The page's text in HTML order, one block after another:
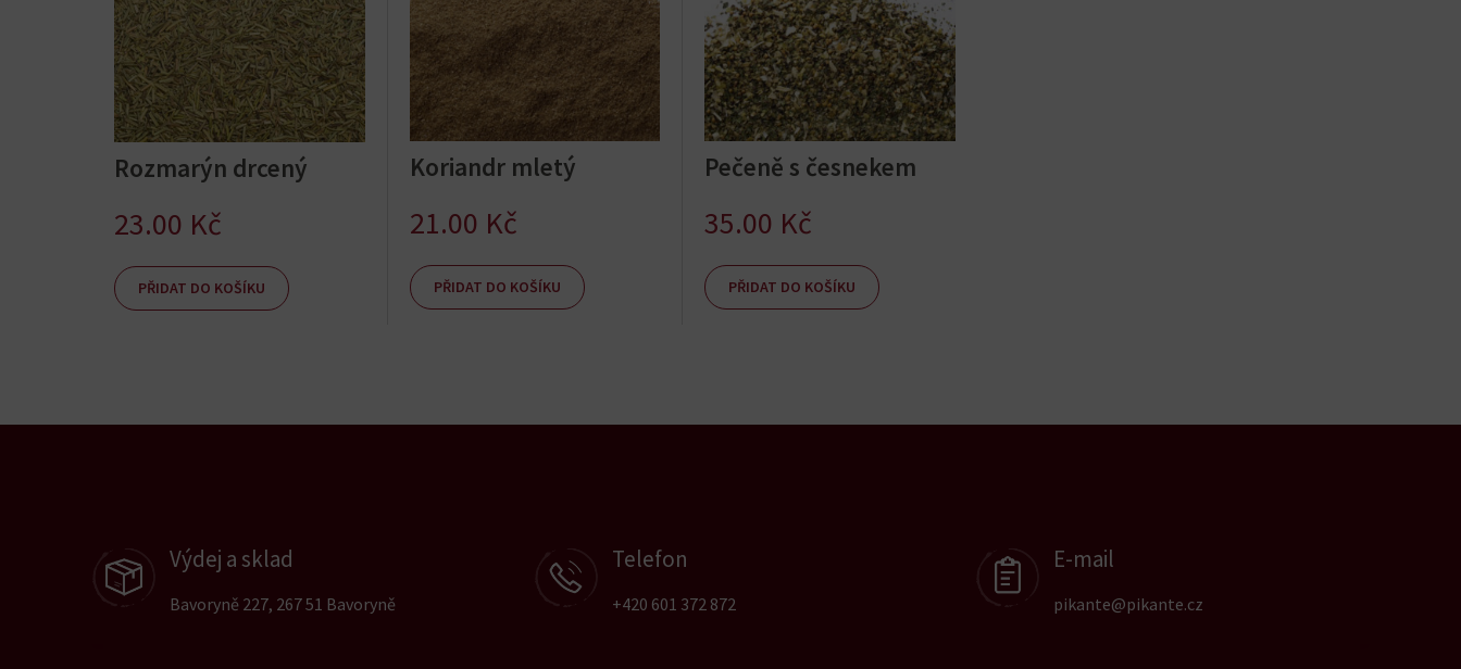
Rozmarýn drcený
23.00 Kč
PŘIDAT DO KOŠÍKU
Koriandr mletý
21.00 Kč
PŘIDAT DO KOŠÍKU
Pečeně s česnekem
35.00 Kč
PŘIDAT DO KOŠÍKU
Výdej a sklad
Bavoryně 227, 267 51 Bavoryně
Telefon
+420 601 372 872
E-mail
pikante@pikante.cz